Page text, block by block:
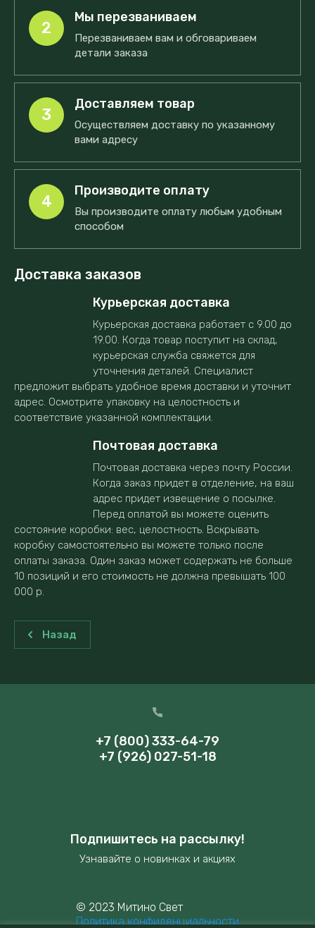
2
Мы перезваниваем
Перезваниваем вам и обговариваем
детали заказа
3
Доставляем товар
Осуществляем доставку по указанному
вами адресу
4
Производите оплату
Вы производите оплату любым удобным
способом
Доставка заказов
Курьерская доставка
Курьерская доставка работает с 9.00 до
19.00. Когда товар поступит на склад,
курьерская служба свяжется для
уточнения деталей. Специалист
предложит выбрать удобное время доставки и уточнит
адрес. Осмотрите упаковку на целостность и
соответствие указанной комплектации.
Почтовая доставка
Почтовая доставка через почту России.
Когда заказ придет в отделение, на ваш
адрес придет извещение о посылке.
Перед оплатой вы можете оценить
состояние коробки: вес, целостность. Вскрывать
коробку самостоятельно вы можете только после
оплаты заказа. Один заказ может содержать не больше
10 позиций и его стоимость не должна превышать 100
000 р.
Назад
© 2023 Митино Свет
Политика конфиденциальности
+7 (800) 333-64-79
+7 (926) 027-51-18
Подпишитесь на рассылку!
Узнавайте о новинках и акциях